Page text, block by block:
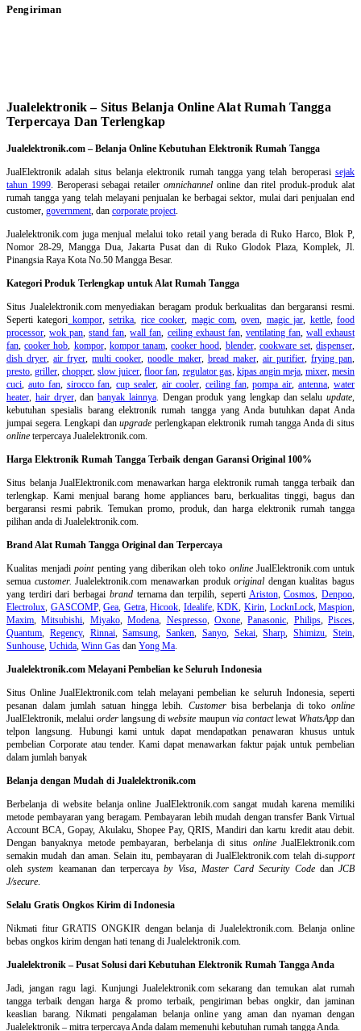
Pengiriman
Jualelektronik – Situs Belanja Online Alat Rumah Tangga
Terpercaya Dan Terlengkap
Jualelektronik.com – Belanja Online Kebutuhan Elektronik Rumah Tangga
JualElektronik adalah situs belanja elektronik rumah tanggayang telah beroperasisejak
tahun 1999. Beroperasi sebagai retaileromnichannel online dan ritel produk-produk alat
rumah tangga yang telah melayani penjualan ke berbagai sektor, mulai dari penjualan end
customer, government , dan corporate project
Jualelektronik.com juga menjual melalui toko retail yang berada di Ruko Harco, Blok P,
Nomor 28-29, Mangga Dua, Jakarta Pusat dan di Ruko Glodok Plaza, Komplek, Jl.
Pinangsia Raya Kota No.50 Mangga Besar.
Kategori Produk Terlengkap untuk Alat Rumah Tangga
Situs Jualelektronik.com menyediakan beragam produk berkualitas dan bergaransi resmi.
Seperti kategori kompor,setrika rice cooker magic com,oven magic jar kettle,food
processor ,wok pan ,stand fan ,wall fan ceiling exhaust fan, ventilating fan, wall exhaust
fan ,cooker hob kompor, kompor tanam,cooker hood blender, cookware set,dispenser
dish dryer ,air fryer ,multi cooker ,noodle maker, bread maker, air purifier, frying pan
presto ,griller ,chopper ,slow juicer ,floor fan regulator gas, kipas angin meja, mixer,mesin
cuci auto fan, sirocco fan ,cup sealer ,air cooler, ceiling fan,pompa air ,antenna ,water
heater hair dryer, dan banyak lainnya. Dengan produk yang lengkap dan selalu update
kebutuhan spesialis barang elektronik rumah tangga yang Anda butuhkan dapat Anda
jumpai segera. Lengkapi danupgrade perlengkapan elektronik rumah tangga Anda di situs
online terpercaya Jualelektronik.com.
Harga Elektronik Rumah Tangga Terbaik dengan Garansi Original 100%
Situs belanjaJualElektronik.com menawarkan harga elektronik rumah tangga terbaik dan
terlengkap. Kami menjual barang home appliances baru, berkualitas tinggi, bagus dan
bergaransi resmi pabrik. Temukan promo, produk, dan harga elektronik rumah tangga
pilihan anda di Jualelektronik.com.
Brand Alat Rumah Tangga Original dan Terpercaya
Kualitas menjadipointpenting yang diberikan oleh toko onlineJualElektronik.com untuk
semua customer. Jualelektronik.com menawarkan produkoriginal dengan kualitas bagus
yang terdiri dari berbagai brandternama dan terpilih, seperti Ariston,Cosmos ,Denpoo
Electrolux GASCOMP,Gea Getra,Hicook Idealife,KDK Kirin, LocknLock,Maspion
Maxim ,Mitsubishi Miyako,Modena Nespresso, Oxone,Panasonic Philips, Pisces
Quantum
Regency, Rinnai,Samsung ,Sanken Sanyo, Sekai,Sharp ,Shimizu ,Stein
Sunhouse Uchida Winn Gas dan Yong Ma
Jualelektronik.com Melayani Pembelian ke Seluruh Indonesia
Situs Online JualElektronik.com telah melayani pembelian ke seluruh Indonesia, seperti
pesanan dalam jumlah satuan hingga lebih. Customerbisa berbelanja di tokoonline
JualElektronik, melalui orderlangsung diwebsite maupun via contactlewat WhatsAppdan
telpon langsung
Hubungi kami untuk dapat mendapatkan penawaran khusus untuk
pembelian Corporate atau tender. Kami dapat menawarkan faktur pajak untuk pembelian
dalam jumlah banyak
Belanja dengan Mudah di Jualelektronik.com
Berbelanja diwebsite belanja online JualElektronik.com sangat mudah karena memiliki
metode pembayaran yang beragam. Pembayaran lebih mudah dengan transfer Bank Virtual
Account BCA, Gopay, Akulaku, Shopee Pay, QRIS, Mandiri dan kartu kredit atau debit.
Dengan banyaknya metode pembayaran, berbelanja di situs onlineJualElektronik.com
semakin mudah dan aman. Selain itu, pembayaran di JualElektronik.com telah di-support
olehsystem keamanan dan terpercayaby Visa, Master Card Security Codedan JCB
J/secure
Selalu Gratis Ongkos Kirim di Indonesia
Nikmati fitur GRATIS ONGKIR dengan belanja di Jualelektronik.com. Belanja online
bebas ongkos kirim dengan hati tenang di Jualelektronik.com.
Jualelektronik – Pusat Solusi dari Kebutuhan Elektronik Rumah Tangga Anda
Jadi, jangan ragu lagi. Kunjungi Jualelektronik.com sekarang dan temukan alat rumah
tangga terbaik dengan harga & promo terbaik, pengiriman bebas ongkir, dan jaminan
keaslian barang. Nikmati pengalaman belanja online yang aman dan nyaman dengan
Jualelektronik – mitra terpercaya Anda dalam memenuhi kebutuhan rumah tangga Anda.